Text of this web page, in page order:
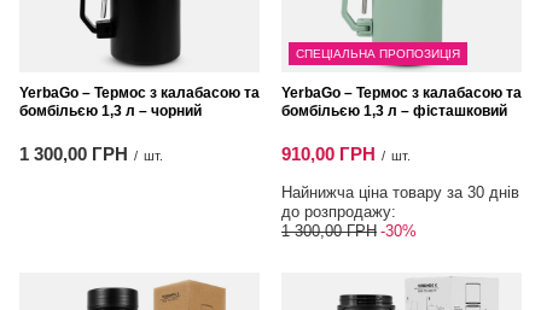
YerbaGo – Термос з калабасою та
бомбільєю 1,3 л – чорний
1 300,00 ГРН / шт.
СПЕЦІАЛЬНА ПРОПОЗИЦІЯ
YerbaGo – Термос з калабасою та
бомбільєю 1,3 л – фісташковий
910,00 ГРН / шт.
Найнижча ціна товару за 30 днів
до розпродажу:
1 300,00 ГРН -30%